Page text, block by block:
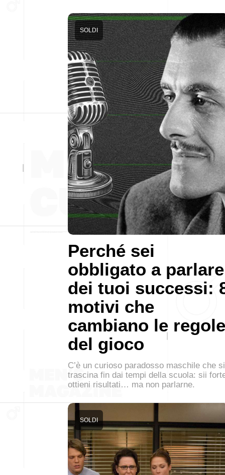
Perché sei
obbligato a parlare
dei tuoi successi:
motivi che
cambiano le regole
del gioco
SOLDI
C’è un curioso paradosso maschile che si
trascina fin dai tempi della scuola: sii
ottieni risultati… ma non parlarne.
SOLDI